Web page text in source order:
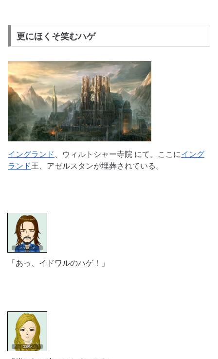
更にほくそ笑むハゲ
イングランド、ウィルトシャー寺院 にて。ここにイング
ランド王、アゼルスタンが埋葬されている。
「あっ、イドワルのハゲ！」